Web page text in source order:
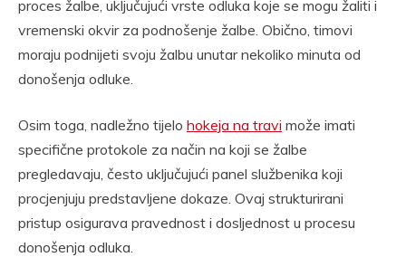
proces žalbe, uključujući vrste odluka koje se mogu žaliti i
vremenski okvir za podnošenje žalbe. Obično, timovi
moraju podnijeti svoju žalbu unutar nekoliko minuta od
donošenja odluke.
Osim toga, nadležno tijelo hokeja na travi može imati
specifične protokole za način na koji se žalbe
pregledavaju, često uključujući panel službenika koji
procjenjuju predstavljene dokaze. Ovaj strukturirani
pristup osigurava pravednost i dosljednost u procesu
donošenja odluka.